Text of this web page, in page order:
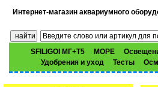
Интернет-магазин аквариумного
SFILIGOI МГ+Т5 МОРЕ
Удобрения и уход
Тесты